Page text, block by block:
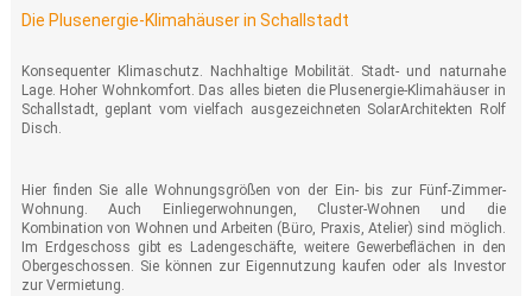
Plusenergie-
Klimahäuser in
Die Plusenergie-Klimahäuser in Schallstadt
Konsequenter Klimaschutz. Nachhaltige Mobilität. Stadt- und naturnahe
Lage. Hoher Wohnkomfort. Das alles bieten die Plusenergie-Klimahäuser in
Schallstadt, geplant vom vielfach ausgezeichneten SolarArchitekten Rolf
Disch.
Hier finden Sie alle Wohnungsgrößen von der Ein- bis zur Fünf-Zimmer-
Wohnung. Auch Einliegerwohnungen, Cluster-Wohnen und die
Kombination von Wohnen und Arbeiten (Büro, Praxis, Atelier) sind möglich.
Im Erdgeschoss gibt es Ladengeschäfte, weitere Gewerbeflächen in den
Obergeschossen. Sie können zur Eigennutzung kaufen oder als Investor
zur Vermietung.